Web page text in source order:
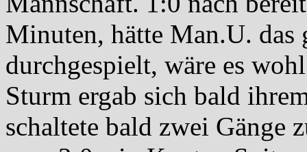
Minuten, hätte Man.U. das
durchgespielt, wäre es
Sturm ergab sich bald
schaltete bald zwei Gänge